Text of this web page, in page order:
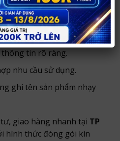
, shop chuyên tư vấn và
hãng, hỗ trợ khách hàng
cầu.
thông tin rõ ràng.
nhu cầu sử dụng.
ghi tên sản phẩm nhạy
giao hàng nhanh tại TP
hình thức đóng gói kín